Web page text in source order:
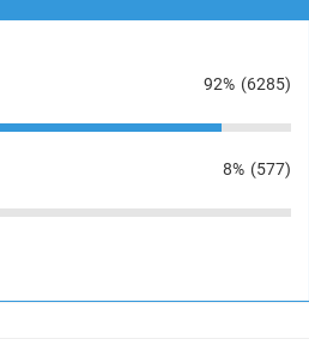
92% (6285)
8% (577)